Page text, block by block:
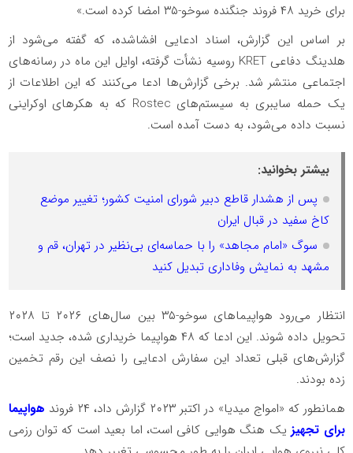
برای خرید ۴۸ فروند جنگنده سوخو-۳۵ امضا کرده است.»
بر اساس این گزارش، اسناد ادعایی افشاشده، که گفته می‌شود از
هلدینگ دفاعی KRET روسیه نشأت گرفته، اوایل این ماه در رسانه‌های
اجتماعی منتشر شد. برخی گزارش‌ها ادعا می‌کنند که این اطلاعات از
یک حمله سایبری به سیستم‌های Rostec که به هکر‌های اوکراینی
نسبت داده می‌شود، به دست آمده است.
بیشتر بخوانید:
پس از هشدار قاطع دبیر شورای امنیت کشور؛ تغییر موضع
کاخ سفید در قبال ایران
سوگ «امام مجاهد» را با حماسه‌ای بی‌نظیر در تهران، قم و
مشهد به نمایش وفاداری تبدیل کنید
انتظار می‌رود هواپیما‌های سوخو-۳۵ بین سال‌های ۲۰۲۶ تا ۲۰۲۸
تحویل داده شوند. این ادعا که ۴۸ هواپیما خریداری شده، جدید است؛
گزارش‌های قبلی تعداد این سفارش ادعایی را نصف این رقم تخمین
زده بودند.
همانطور که «امواج میدیا» در اکتبر ۲۰۲۳ گزارش داد، ۲۴ فروند
هواپیما
برای تجهیز یک هنگ هوایی کافی است، اما بعید است که توان رزمی